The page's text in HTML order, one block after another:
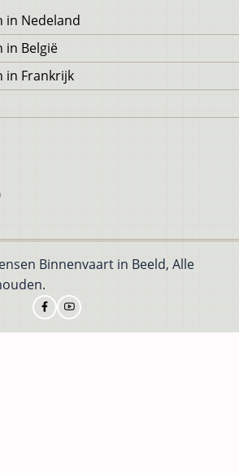
in Nedeland
in België
in Frankrijk
Binnenvaart in Beeld, Alle